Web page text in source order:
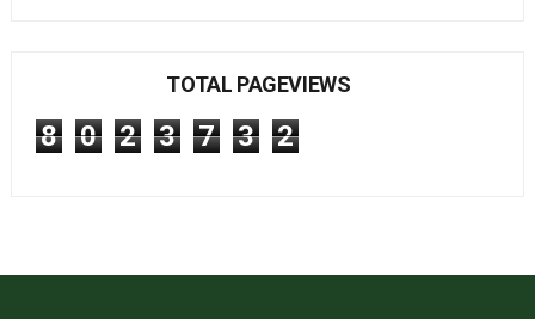
TOTAL PAGEVIEWS
8 0 2 3 7 3 2